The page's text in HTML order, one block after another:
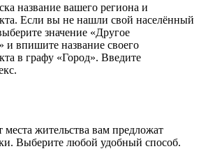
название вашего региона и
Если вы не нашли свой населённый
значение «Другое
и впишите название своего
в графу «Город». Введите
места жительства вам предложат
Выберите любой удобный способ.